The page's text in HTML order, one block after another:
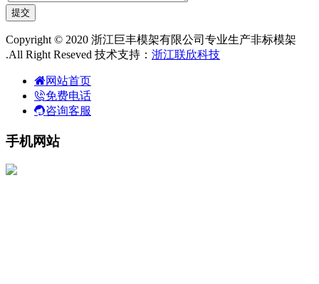
Copyright © 2020 浙江巨丰模架有限公司专业生产非标模架
.All Right Reseved 技术支持： 浙江联欣科技
网站首页
免费电话
咨询客服
手机网站